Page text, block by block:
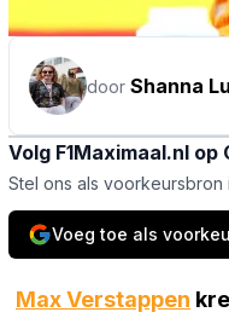
door Shanna
Volg F1Maximaal.nl op
Stel ons als
Voeg toe als
Max Verstappen